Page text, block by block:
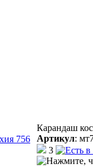
Карандаш
Артикул:
3